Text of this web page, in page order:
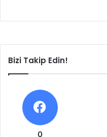
Bizi Takip Edin!
0